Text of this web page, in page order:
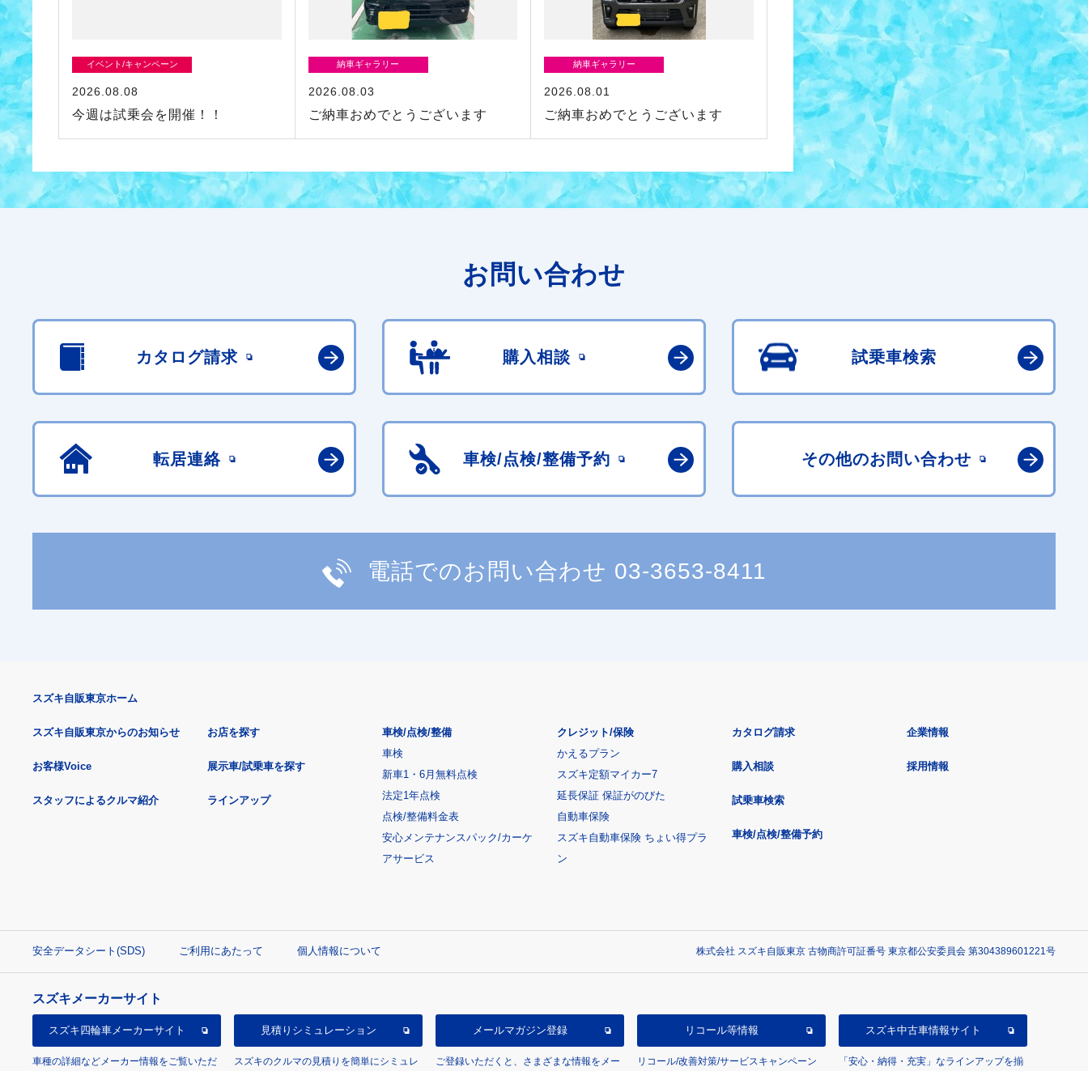
イベント/キャンペーン
2026.08.08
今週は試乗会を開催！！
納車ギャラリー
2026.08.03
ご納車おめでとうございます
納車ギャラリー
2026.08.01
ご納車おめでとうございます
お問い合わせ
カタログ請求 購入相談 試乗車検索
転居連絡 車検/点検/整備予約 その他のお問い合わせ
電話でのお問い合わせ 03-3653-8411
スズキ自販東京ホーム
スズキ自販東京からのお知らせ
お客様Voice
スタッフによるクルマ紹介
お店を探す
展示車/試乗車を探す
ラインアップ
車検/点検/整備
車検
新車1・6月無料点検
法定1年点検
点検/整備料金表
安心メンテナンスパック/カーケ
アサービス
クレジット/保険
かえるプラン
スズキ定額マイカー7
延長保証 保証がのびた
自動車保険
スズキ自動車保険 ちょい得プラ
ン
カタログ請求
購入相談
試乗車検索
車検/点検/整備予約
企業情報
採用情報
安全データシート(SDS) ご利用にあたって 個人情報について 株式会社 スズキ自販東京 古物商許可証番号 東京都公安委員会 第304389601221号
スズキメーカーサイト
スズキ四輪車メーカーサイト
車種の詳細などメーカー情報をご覧いただ
見積り シミュレーション
スズキのクルマの見積りを簡単にシミュレ
メールマガジン登録
ご登録いただくと、さまざまな情報をメー
リコール等情報
リコール/改善対策/サービスキャンペーン
スズキ中古車情報サイト
「安心・納得・充実」なラインアップを揃